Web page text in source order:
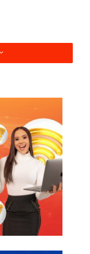
uma parceria com a
e a contratação da
Local (APDL).
da cultura
Quilombola;
e Costura e Inteligência
haverá um módulo